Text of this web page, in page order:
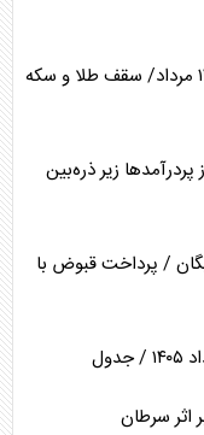
آخرین قیمت طلا و سکه امروز چهارشنبه ۱۴ مرداد/ سقف طلا و سکه
زیر ذره‌بین
/ پرداخت قبوض با
اثر سرطان